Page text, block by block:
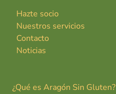
Hazte socio
Nuestros servicios
Contacto
Noticias
¿Qué es Aragón Sin Gluten?